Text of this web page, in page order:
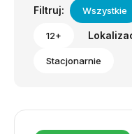
Filtruj: Wszystkie
12+
Stacjonarnie